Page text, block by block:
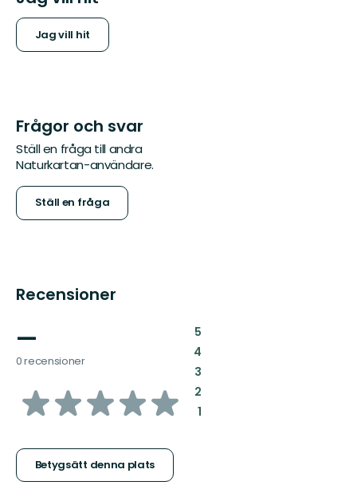
Jag vill hit
Frågor och svar
Ställ en fråga till andra
Naturkartan-användare.
Ställ en fråga
Recensioner
—
0 recensioner
av
stjärnor
Betygsätt denna plats
5:
4:
3:
2:
1: